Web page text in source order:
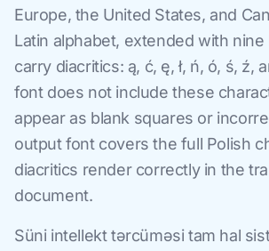
Europe, the United States, and
Latin alphabet, extended with
carry diacritics: ą, ć, ę, ł, ń, ó, ś, ź,
font does not include these
appear as blank squares or
output font covers the full Polish
diacritics render correctly in the
document.
Süni intellekt tərcüməsi tam hal